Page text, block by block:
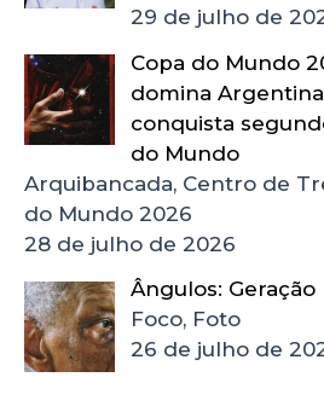
29 de julho de
Copa do Mundo
domina
conquista
do Mundo
Arquibancada, Centro de
do Mundo 2026
28 de julho de 2026
Ângulos: Geração
Foco, Foto
26 de julho de